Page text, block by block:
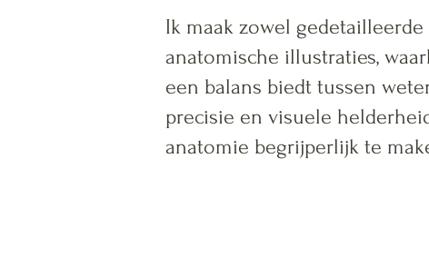
Ik maak zowel
anatomische illustraties,
een balans biedt tussen
precisie en visuele
anatomie begrijperlijk te